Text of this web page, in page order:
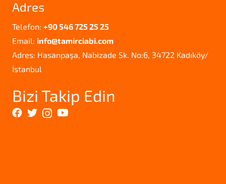
Adres
Telefon: +90 546 725 25 25
Email: info@tamirciabi.com
Adres: Hasanpaşa, Nabizade Sk. No:6, 34722 Kadıköy/
İstanbul
Bizi Takip Edin